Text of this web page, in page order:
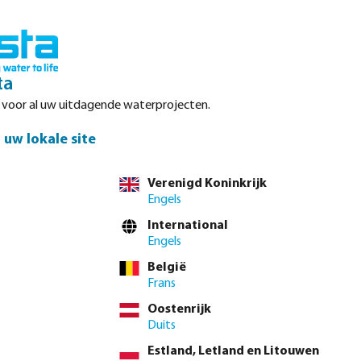
direct via de
niet beschikbaar.)
neem contact op met de verkoopafdeling
voor al uw uitdagende waterprojecten.
uw lokale site
Verenigd Koninkrijk
Engels
International
Engels
België
Frans
Oostenrijk
Duits
Estland, Letland en Litouwen